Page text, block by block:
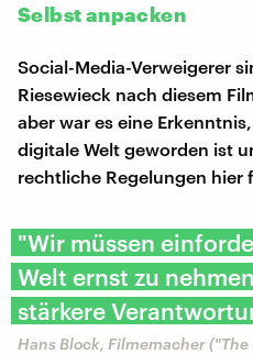
Selbst anpacken
Social-Media-Verweigerer
Riesewieck nach diesem
aber war es eine
digitale Welt geworden ist
rechtliche Regelungen hier
"Wir müssen
Welt ernst zu
stärkere
Hans Block, Filmemacher ("The